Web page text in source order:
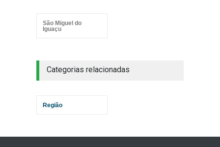
São Miguel do
Iguaçu
Categorias relacionadas
Região